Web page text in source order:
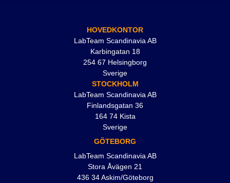
HOVEDKONTOR
LabTeam Scandinavia AB
Karbingatan 18
254 67 Helsingborg
Sverige
STOCKHOLM
LabTeam Scandinavia AB
Finlandsgatan 36
164 74 Kista
Sverige
GÖTEBORG
LabTeam Scandinavia AB
Stora Åvägen 21
436 34 Askim/Göteborg